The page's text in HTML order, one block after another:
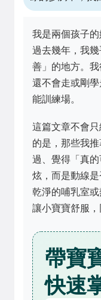
我是兩個孩子的
過去幾年，我
善」的地方。
還不會走或剛
能訓練場。
這篇文章不會
的是，那些我
過、覺得「真
炫，而是動線
乾淨的哺乳室
讓小寶寶舒服，
帶寶
快速